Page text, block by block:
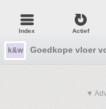
Index Actief
k&w Goedkope vloer
▼